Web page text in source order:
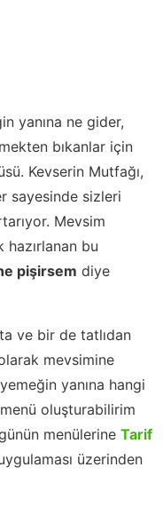
yanına ne gider,
bıkanlar için
Kevserin Mutfağı,
sayesinde sizleri
Mevsim
hazırlanan bu
pişirsem diye
ve bir de tatlıdan
mevsimine
yanına hangi
oluşturabilirim
menülerine Tarif
üzerinden